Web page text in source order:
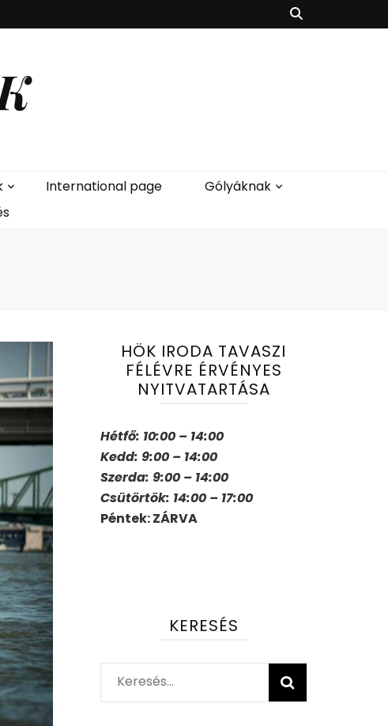
International page
Gólyáknak
HÖK IRODA TAVASZI
FÉLÉVRE ÉRVÉNYES
NYITVATARTÁSA
Hétfő: 10:00 – 14:00
Kedd: 9:00 – 14:00
Szerda: 9:00 – 14:00
Csütörtök: 14:00 – 17:00
Péntek: ZÁRVA
KERESÉS
Keresés: